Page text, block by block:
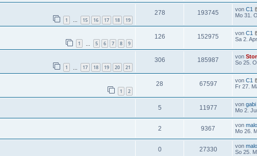
1 … 15 16 17 18 19
278 193745 von C1
Mo 31.
1 5 6 7 8 9
126 152975 von C1
Sa 2.
1 17 18 19 20 21
306 185987 von
So 25.
1 2
28 67597 von C1
Fr 27.
5 11977 von gabi
Mo 2.
2 9367 von
Mo 26.
0 27330 von
So 25.